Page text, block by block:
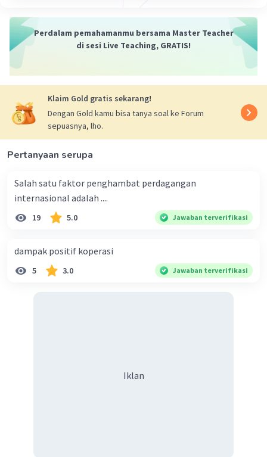
Perdalam pemahamanmu bersama Master Teacher
di sesi Live Teaching, GRATIS!
Klaim Gold gratis sekarang!
Dengan Gold kamu bisa tanya soal ke Forum
sepuasnya, lho.
Pertanyaan serupa
Salah satu faktor penghambat perdagangan
internasional adalah ....
19 5.0 Jawaban terverifikasi
dampak positif koperasi
5 3.0 Jawaban terverifikasi
Iklan